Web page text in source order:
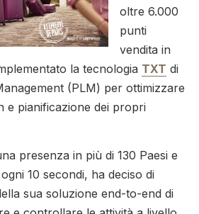
oltre 6.000
punti
vendita in
la tecnologia TXT di
(PLM) per ottimizzare
e pianificazione dei propri
presenza in più di 130 Paesi e
10 secondi, ha deciso di
sua soluzione end-to-end di